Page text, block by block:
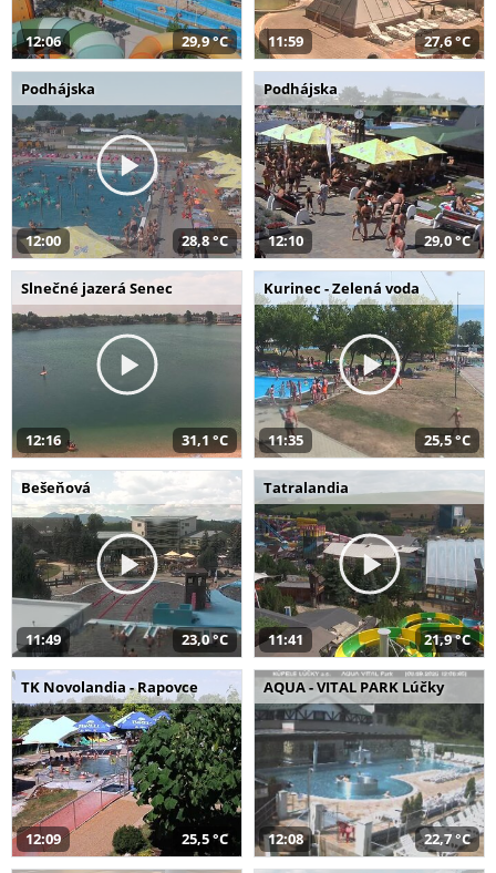
12:06 29,9 °C 11:59 27,6 °C
Podhájska
12:00 28,8 °C
Podhájska
12:10 29,0 °C
Slnečné jazerá Senec
12:16 31,1 °C
Kurinec - Zelená voda
11:35 25,5 °C
Bešeňová
11:49 23,0 °C
Tatralandia
11:41 21,9 °C
TK Novolandia - Rapovce
12:09 25,5 °C
AQUA - VITAL PARK Lúčky
12:08 22,7 °C